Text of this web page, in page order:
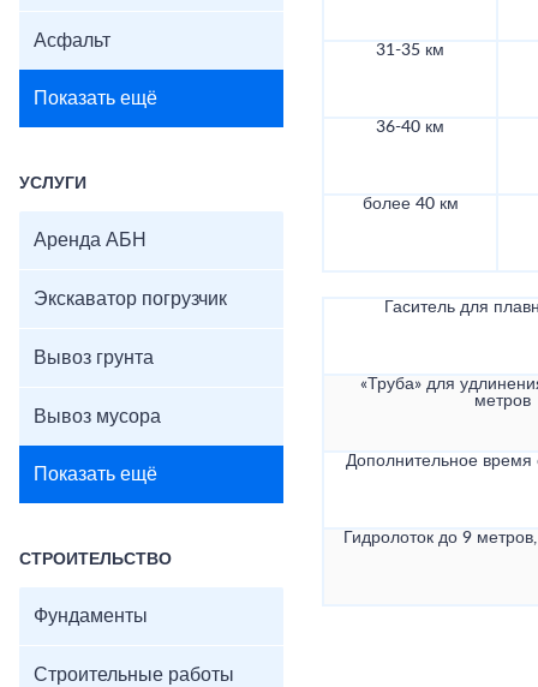
Асфальт
Показать ещё
УСЛУГИ
Аренда АБН
Экскаватор погрузчик
Вывоз грунта
Вывоз мусора
Показать ещё
СТРОИТЕЛЬСТВО
Фундаменты
Строительные работы
31-35 км
36-40 км
более 40 км
Гаситель для
«Труба» для
метров
Дополнительное
Гидролоток до 9